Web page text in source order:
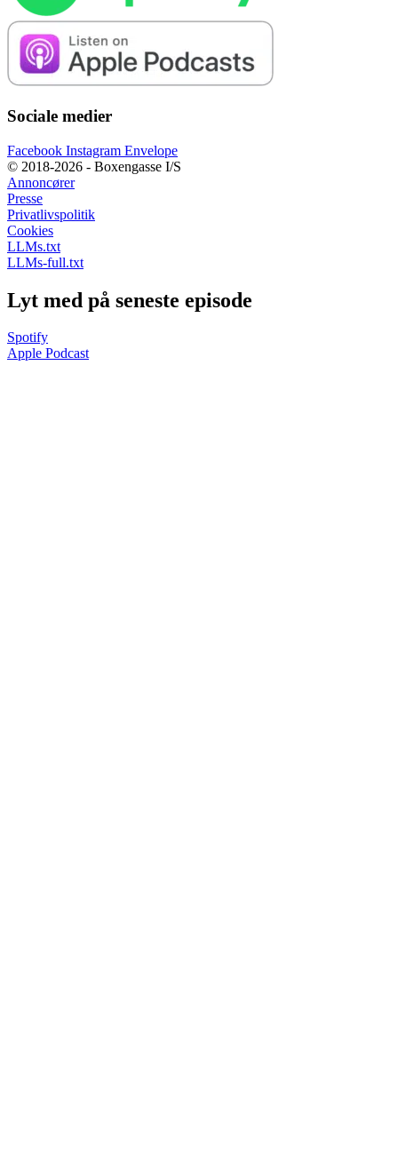
Sociale medier
Facebook Instagram Envelope
© 2018-2026 - Boxengasse I/S
Annoncører
Presse
Privatlivspolitik
Cookies
LLMs.txt
LLMs-full.txt
Lyt med på seneste episode
Spotify
Apple Podcast